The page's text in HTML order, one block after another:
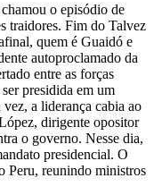
o episódio de
traidores. Fim do Talvez
quem é Guaidó e
autoproclamado da
entre as forças
presidida em um
a liderança cabia ao
dirigente opositor
o governo. Nesse dia,
presidencial. O
Peru, reunindo ministros